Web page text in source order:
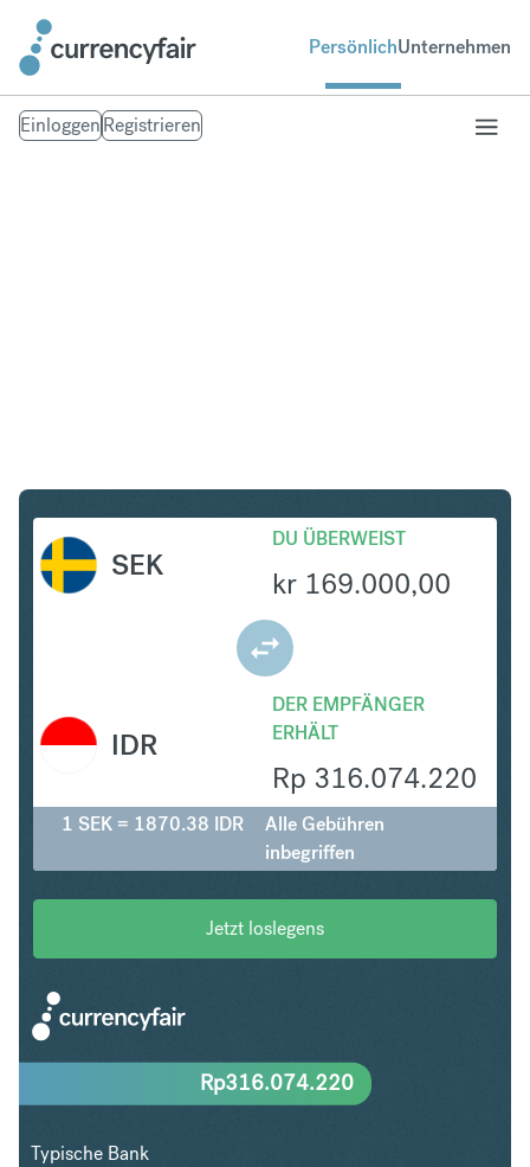
PersönlichUnternehmen
EinloggenRegistrieren
SEK
DU ÜBERWEIST
kr 169.000,00
DER EMPFÄNGER
ERHÄLT
Rp 316.074.220
IDR
1 SEK = 1870.38 IDR
Alle Gebühren
inbegriffen
Jetzt loslegens
Rp316.074.220
Typische Bank